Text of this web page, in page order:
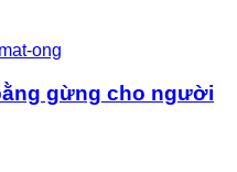
gừng cho người